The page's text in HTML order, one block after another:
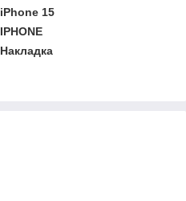
iPhone 15
IPHONE
Накладка